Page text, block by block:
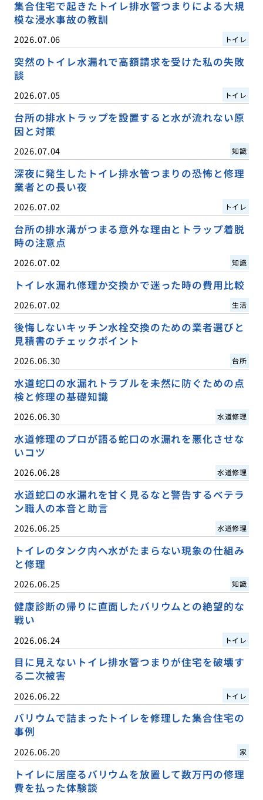
集合住宅で起きたトイレ排水管つまりによる大規
模な浸水事故の教訓
2026.07.06 トイレ
突然のトイレ水漏れで高額請求を受けた私の失敗
談
2026.07.05 トイレ
台所の排水トラップを設置すると水が流れない原
因と対策
2026.07.04 知識
深夜に発生したトイレ排水管つまりの恐怖と修理
業者との長い夜
2026.07.02 トイレ
台所の排水溝がつまる意外な理由とトラップ着脱
時の注意点
2026.07.02 知識
トイレ水漏れ修理か交換かで迷った時の費用比較
2026.07.02 生活
後悔しないキッチン水栓交換のための業者選びと
見積書のチェックポイント
2026.06.30 台所
水道蛇口の水漏れトラブルを未然に防ぐための点
検と修理の基礎知識
2026.06.30 水道修理
水道修理のプロが語る蛇口の水漏れを悪化させな
いコツ
2026.06.28 水道修理
水道蛇口の水漏れを甘く見るなと警告するベテラ
ン職人の本音と助言
2026.06.25 水道修理
トイレのタンク内へ水がたまらない現象の仕組み
と修理
2026.06.25 知識
健康診断の帰りに直面したバリウムとの絶望的な
戦い
2026.06.24 トイレ
目に見えないトイレ排水管つまりが住宅を破壊す
る二次被害
2026.06.22 トイレ
バリウムで詰まったトイレを修理した集合住宅の
事例
2026.06.20 家
トイレに居座るバリウムを放置して数万円の修理
費を払った体験談